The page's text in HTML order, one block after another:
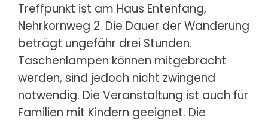
Treffpunkt ist am Haus Entenfang,
Nehrkornweg 2. Die Dauer der Wanderung
beträgt ungefähr drei Stunden.
Taschenlampen können mitgebracht
werden, sind jedoch nicht zwingend
notwendig. Die Veranstaltung ist auch für
Familien mit Kindern geeignet. Die